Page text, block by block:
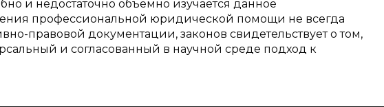
и недостаточно объемно изучается данное
профессиональной юридической помощи не всегда
правовой документации, законов свидетельствует о том,
и согласованный в научной среде подход к